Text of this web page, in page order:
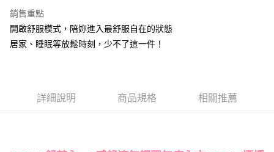
台灣樂天信用卡公司
玉山商業銀行
台灣樂天信用卡公司
相關說明
【關於「AFTEE先享後付」】
AFTEE先享後付是「在收到商品之後才付款」的支付方式。 讓您購物簡單
便利好安心！
【「AFTEE先享後付」結帳流程】
３．收到繳費通知簡訊後14天內，點擊此簡訊中的連結，可透過四大超商／
運送方式
付款後全家取貨
銷售重點
開啟舒服模式，陪妳進入最舒服自在的狀態
居家、睡眠等放鬆時刻，少不了這一件！
詳細說明 商品規格 相關推薦